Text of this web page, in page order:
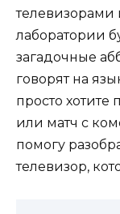
телевизорами
лаборатории
загадочные
говорят на
просто
или матч с
помогу
телевизор,